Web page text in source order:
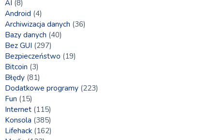
AI (8)
Android (4)
Archiwizacja danych (36)
Bazy danych (40)
Bez GUI (297)
Bezpieczeństwo (19)
Bitcoin (3)
Błędy (81)
Dodatkowe programy (223)
Fun (15)
Internet (115)
Konsola (385)
Lifehack (162)